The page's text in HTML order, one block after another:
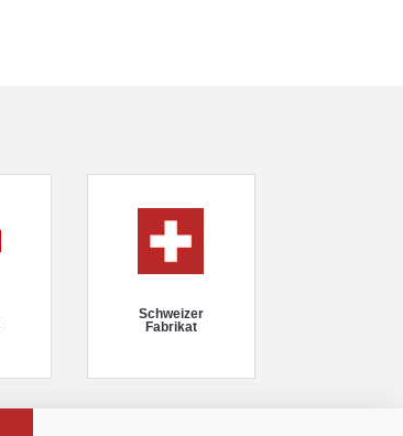
Schweizer
Fabrikat